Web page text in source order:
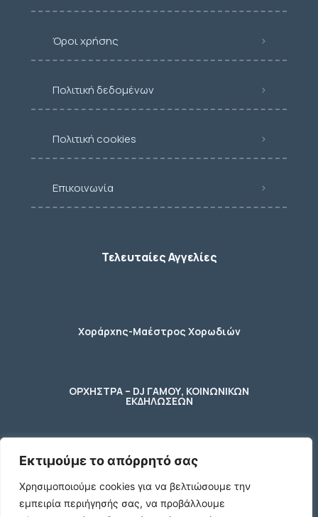
Εκτιμούμε το απόρρητό σας
Χρησιμοποιούμε cookies για να βελτιώσουμε την
εμπειρία περιήγησής σας, να προβάλλουμε
Όροι χρήσης
Πολιτική δεδομένων
Πολιτική cookies
Επικοινωνία
Τελευταίες Αγγελίες
Χοράρχης-Μαέστρος Χορωδιών
ΟΡΧΗΣΤΡΑ – DJ ΓΑΜΟΥ, ΚΟΙΝΩΝΙΚΩΝ
ΕΚΔΗΛΩΣΕΩΝ
φύλακας – κηπουρος